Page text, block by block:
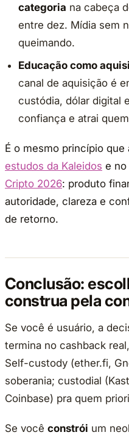
categoria na cabeça
entre dez. Mídia sem
queimando.
Educação como
canal de aquisição é
custódia, dólar digital
confiança e atrai
É o mesmo princípio que
estudos da Kaleidos e no
Cripto 2026: produto
autoridade, clareza e
de retorno.
Conclusão:
construa pela
Se você é usuário, a
termina no cashback
Self-custody (ether.fi,
soberania; custodial
Coinbase) pra quem
Se você constrói um